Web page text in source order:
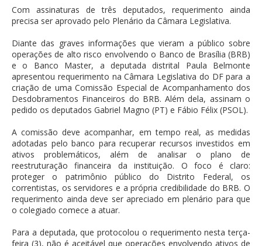
Com assinaturas de três deputados, requerimento ainda
precisa ser aprovado pelo Plenário da Câmara Legislativa.
Diante das graves informações que vieram a público sobre
operações de alto risco envolvendo o Banco de Brasília (BRB)
e o Banco Master, a deputada distrital Paula Belmonte
apresentou requerimento na Câmara Legislativa do DF para a
criação de uma Comissão Especial de Acompanhamento dos
Desdobramentos Financeiros do BRB. Além dela, assinam o
pedido os deputados Gabriel Magno (PT) e Fábio Félix (PSOL).
A comissão deve acompanhar, em tempo real, as medidas
adotadas pelo banco para recuperar recursos investidos em
ativos problemáticos, além de analisar o plano de
reestruturação financeira da instituição. O foco é claro:
proteger o patrimônio público do Distrito Federal, os
correntistas, os servidores e a própria credibilidade do BRB. O
requerimento ainda deve ser apreciado em plenário para que
o colegiado comece a atuar.
Para a deputada, que protocolou o requerimento nesta terça-
feira (3), não é aceitável que operações envolvendo ativos de